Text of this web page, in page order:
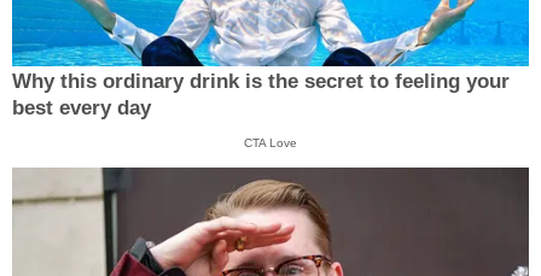
Why this ordinary drink is the secret to feeling your
best every day
CTA Love